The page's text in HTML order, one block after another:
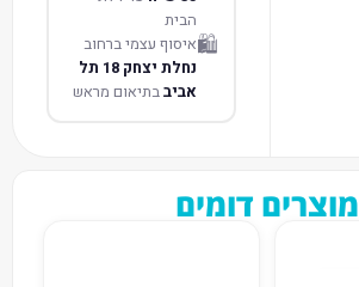
הבית
🛍️איסוף עצמי ברחוב
נחלת יצחק 18 תל
אביבבתיאום מראש
מוצרים דומים